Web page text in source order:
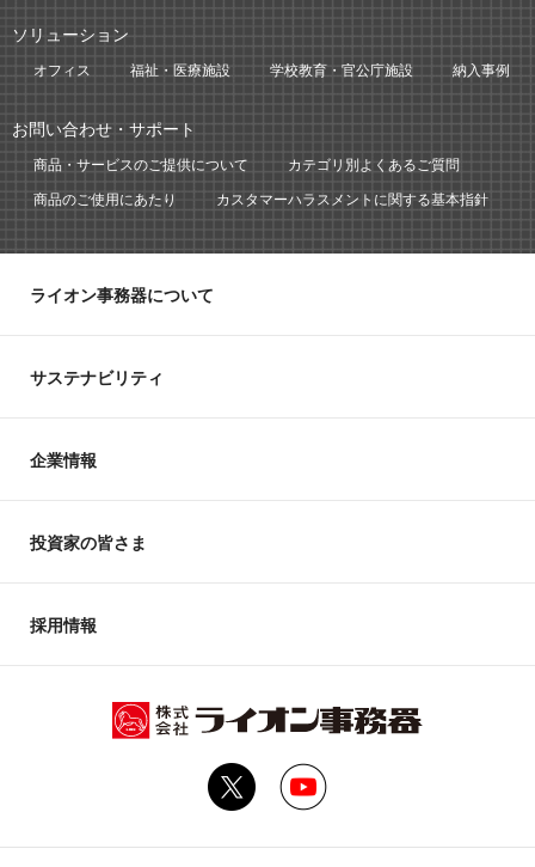
ソリューション
オフィス 福祉・医療施設 学校教育・官公庁施設 納入事例
お問い合わせ・サポート
商品・サービスのご提供について
カテゴリ別よくあるご質問
商品のご使用にあたり
カスタマーハラスメントに関する基本指針
ライオン事務器について
サステナビリティ
企業情報
投資家の皆さま
採用情報